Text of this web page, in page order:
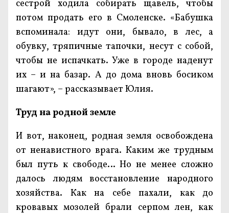
сестрой ходила собирать щавель, чтобы
потом продать его в Смоленске. «Бабушка
вспоминала: идут они, бывало, в лес, а
обувку, тряпичные тапочки, несут с собой,
чтобы не испачкать. Уже в городе наденут
их – и на базар. А до дома вновь босиком
шагают», – рассказывает Юлия.
Труд на родной земле
И вот, наконец, родная земля освобождена
от ненавистного врага. Каким же трудным
был путь к свободе… Но не менее сложно
далось людям восстановление народного
хозяйства. Как на себе пахали, как до
кровавых мозолей брали серпом лен, как